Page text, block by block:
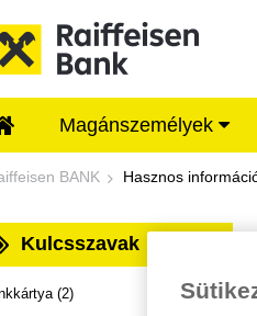
Magánszemélyek
-
BANK Hasznos
Kulcsszavak
(2)